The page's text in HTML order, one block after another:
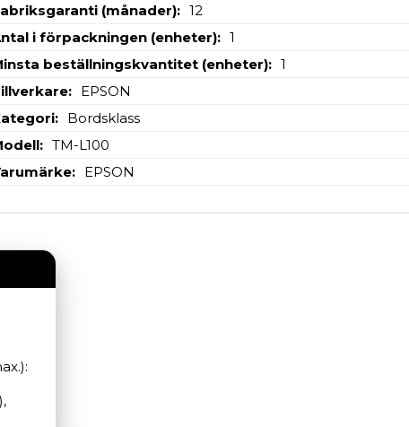
(månader)
12
i förpackningen (enheter)
1
beställningskvantitet (enheter)
1
EPSON
Bordsklass
TM-L100
EPSON